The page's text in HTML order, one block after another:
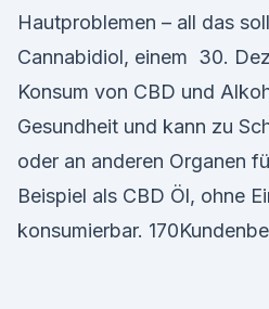
Hautproblemen – all das
Cannabidiol, einem 30.
Konsum von CBD und
Gesundheit und kann zu
oder an anderen Organen
Beispiel als CBD Öl, ohne
konsumierbar.